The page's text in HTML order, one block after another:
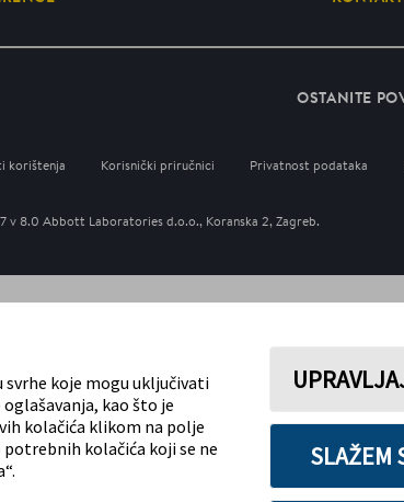
OSTANITE
korištenja Korisnički priručnici Privatnost podataka
v 8.0 Abbott Laboratories d.o.o., Koranska 2, Zagreb.
koje mogu uključivati
kao što je
kolačića klikom na polje
kolačića koji se ne
SLAŽEM